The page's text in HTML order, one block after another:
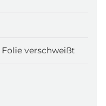
verschweißt